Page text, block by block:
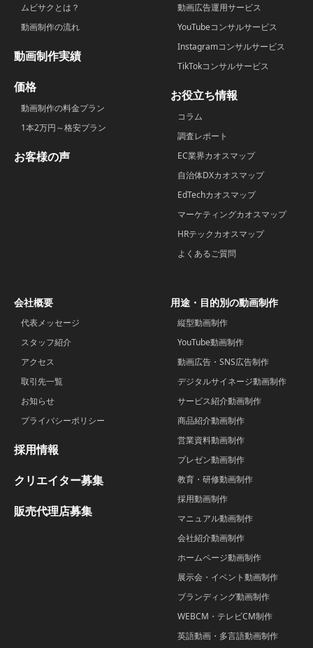
ムビサクとは？
動画制作の流れ
動画制作実績
価格
動画制作の料金プラン
1本2万円～格安プラン
お客様の声
動画広告運用サービス
YouTubeコンサルサービス
Instagramコンサルサービス
TikTokコンサルサービス
お役立ち情報
コラム
調査レポート
EC業界カオスマップ
自治体DXカオスマップ
EdTechカオスマップ
マーケティングカオスマップ
HRテックカオスマップ
よくあるご質問
会社概要
代表メッセージ
スタッフ紹介
アクセス
取引先一覧
お知らせ
プライバシーポリシー
採用情報
クリエイター募集
販売代理店募集
用途・目的別の動画制作
縦型動画制作
YouTube動画制作
動画広告・SNS広告制作
デジタルサイネージ動画制作
サービス紹介動画制作
商品紹介動画制作
営業資料動画制作
プレゼン動画制作
教育・研修動画制作
採用動画制作
マニュアル動画制作
会社紹介動画制作
ホームページ動画制作
展示会・イベント動画制作
ブランディング動画制作
WEBCM・テレビCM制作
英語動画・多言語動画制作